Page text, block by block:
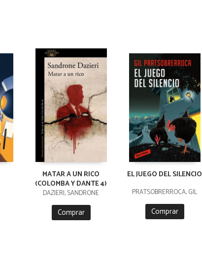
MATAR A UN RICO
(COLOMBA Y DANTE 4)
DAZIERI, SANDRONE
Comprar
EL JUEGO DEL SILENCIO
PRATSOBRERROCA, GIL
Comprar